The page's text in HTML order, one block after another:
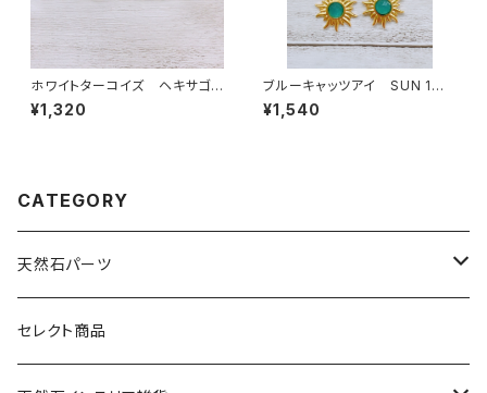
ホワイトターコイズ ヘキサゴン
型 1カン
¥1,320
ブルーキャッツアイ SUN 1カ
ン
¥1,540
CATEGORY
天然石パーツ
天然石
セレクト商品